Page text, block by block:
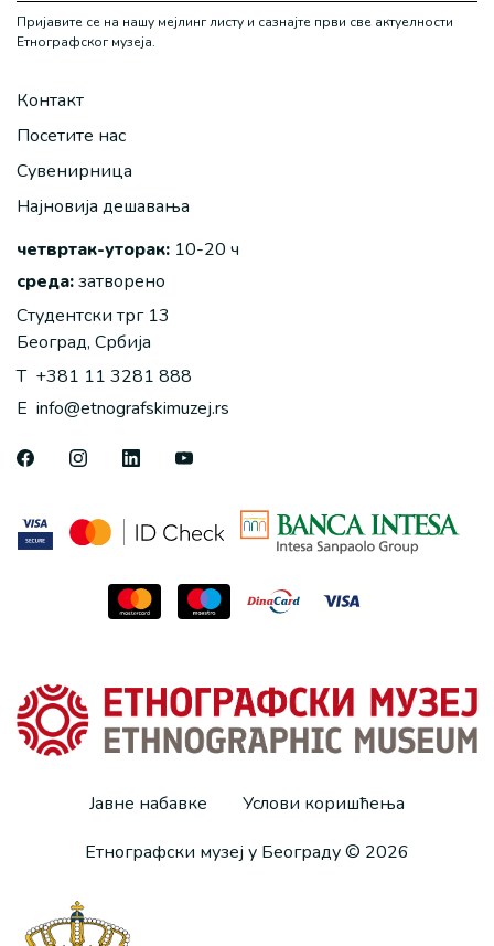
Пријавите се на нашу мејлинг листу и сазнајте први све актуелности
Етнографског музеја.
Контакт
Посетите нас
Сувенирница
Најновија дешавања
четвртак-уторак: 10-20 ч
среда:затворено
Студентски трг 13
Београд, Србија
T +381 11 3281 888
E info@etnografskimuzej.rs
Јавне набавке
Услови коришћења
Етнографски музеј у Београду © 2026